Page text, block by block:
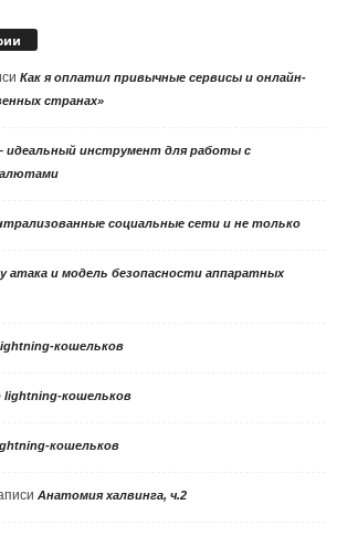
Как я оплатил привычные сервисы и онлайн-
странах»
идеальный инструмент для работы с
социальные сети и не только
атака и модель безопасности аппаратных
кошельков
lightning-кошельков
кошельков
Анатомия халвинга, ч.2